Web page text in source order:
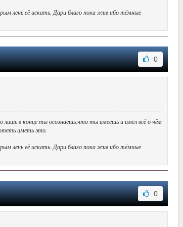
лень её искать. Дари благо пока жив ибо тёмные
0
в конце ты осознаешь,что ты имеешь и имел всё о чём
иметь это.
лень её искать. Дари благо пока жив ибо тёмные
0